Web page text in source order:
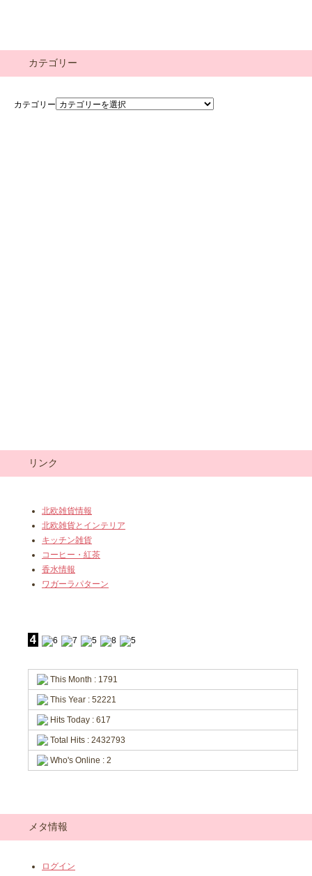
カテゴリー
カテゴリー
リンク
北欧雑貨情報
北欧雑貨とインテリア
キッチン雑貨
コーヒー・紅茶
香水情報
ワガーラパターン
This Month : 1791
This Year : 52221
Hits Today : 617
Total Hits : 2432793
Who's Online : 2
メタ情報
ログイン